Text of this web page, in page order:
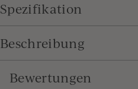
Spezifikation
Beschreibung
Bewertungen